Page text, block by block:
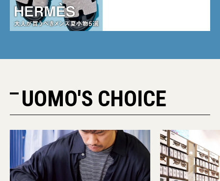
UOMO'S CHOICE